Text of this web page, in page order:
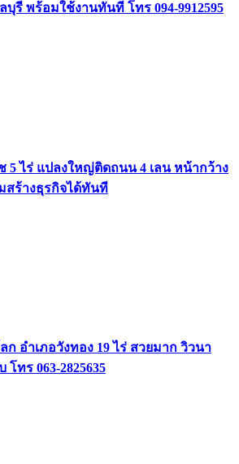
รี พร้อมใช้งานทันที โทร 094-9912595
5 ไร่ แปลงใหญ่ติดถนน 4 เลน หน้ากว้าง
สร้างธุรกิจได้ทันที
อำเภอวังทอง 19 ไร่ สวยมาก วิวนา
โทร 063-2825635